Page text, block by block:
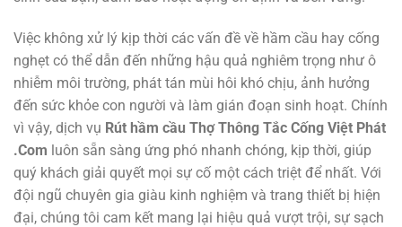
Việc không xử lý kịp thời các vấn đề về hầm cầu hay cống
nghẹt có thể dẫn đến những hậu quả nghiêm trọng như ô
nhiễm môi trường, phát tán mùi hôi khó chịu, ảnh hưởng
đến sức khỏe con người và làm gián đoạn sinh hoạt. Chính
vì vậy, dịch vụ Rút hầm cầu Thợ Thông Tắc Cống Việt Phát
.Com luôn sẵn sàng ứng phó nhanh chóng, kịp thời, giúp
quý khách giải quyết mọi sự cố một cách triệt để nhất. Với
đội ngũ chuyên gia giàu kinh nghiệm và trang thiết bị hiện
đại, chúng tôi cam kết mang lại hiệu quả vượt trội, sự sạch